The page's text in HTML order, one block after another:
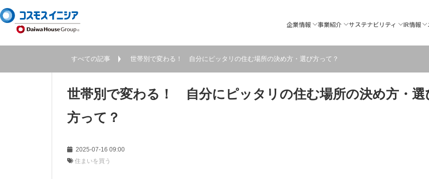
企業情報 事業紹介 サステナビリティ IR情報
すべての記事 世帯別で変わる！ 自分にピッタリの住む場所の決め方・選び方って？
世帯別で変わる！ 自分にピッタリの住む場所の決め方・選
方って？
2025-07-16 09:00
住まいを買う